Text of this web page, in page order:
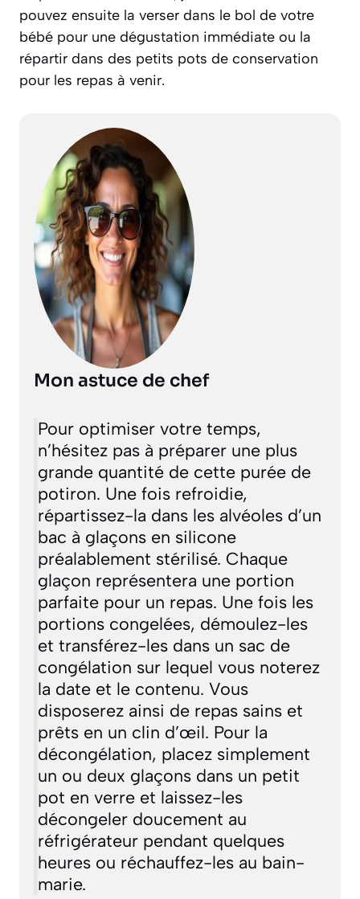
pouvez ensuite la verser dans le bol de votre
bébé pour une dégustation immédiate ou la
répartir dans des petits pots de conservation
pour les repas à venir.
Mon astuce de chef
Pour optimiser votre temps,
n’hésitez pas à préparer une plus
grande quantité de cette purée de
potiron. Une fois refroidie,
répartissez-la dans les alvéoles d’un
bac à glaçons en silicone
préalablement stérilisé. Chaque
glaçon représentera une portion
parfaite pour un repas. Une fois les
portions congelées, démoulez-les
et transférez-les dans un sac de
congélation sur lequel vous noterez
la date et le contenu. Vous
disposerez ainsi de repas sains et
prêts en un clin d’œil. Pour la
décongélation, placez simplement
un ou deux glaçons dans un petit
pot en verre et laissez-les
décongeler doucement au
réfrigérateur pendant quelques
heures ou réchauffez-les au bain-
marie.